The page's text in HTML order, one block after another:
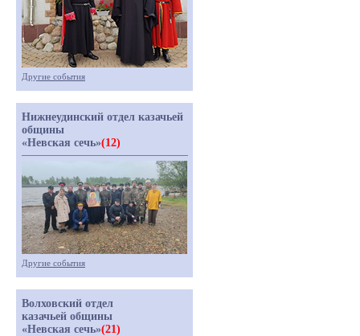
Другие события
Нижнеудинский отдел казачьей
общины
«Невская сечь»(12)
Другие события
Волховский отдел
казачьей общины
«Невская сечь»(21)